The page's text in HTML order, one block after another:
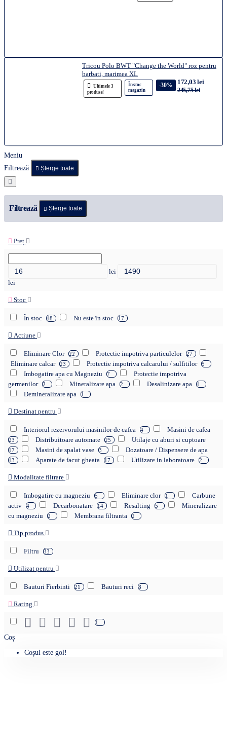
Tricou Polo BWT "Change the World" roz pentru
barbati, marimea XL
Ultimele 3
produse!
În stoc
magazin
-30% 172,03 lei
245,75 lei
Meniu
Filtrează
Șterge toate
Filtrează Șterge toate
Preț
lei
lei
Stoc
În stoc 18 Nu este în stoc 17
Actiune
Eliminare Clor 22 Protectie impotriva particulelor 27
Eliminare calcar 23 Protectie impotriva calcarului / sulfitilor 5
Imbogatire apa cu Magneziu 7
Protectie impotriva
germenilor
2 Mineralizare apa 2 Desalinizare apa 1
Demineralizare apa 1
Destinat pentru
Interiorul rezervorului masinilor de cafea 4 Masini de cafea
23 Distribuitoare automate 25 Utilaje cu aburi si cuptoare
17 Masini de spalat vase 3 Dozatoare / Dispensere de apa
13 Aparate de facut gheata 17 Utilizare in laboratoare 2
Modalitate filtrare
Imbogatire cu magneziu 5 Eliminare clor 1
Carbune
activ
4 Decarbonatare 14 Resalting 5
Mineralizare
cu magneziu
2 Membrana filtranta 2
Tip produs
Filtru 33
Utilizat pentru
Bauturi Fierbinti 21 Bauturi reci 8
Rating
1
Coș
Coșul este gol!